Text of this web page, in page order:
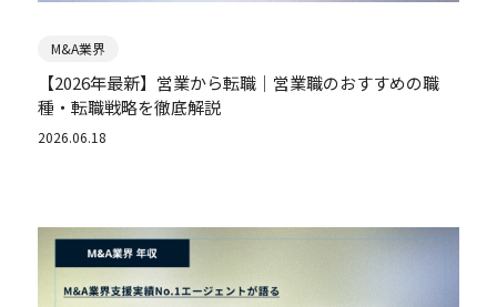
M&A業界
【2026年最新】営業から転職｜営業職のおすすめの職
種・転職戦略を徹底解説
2026.06.18